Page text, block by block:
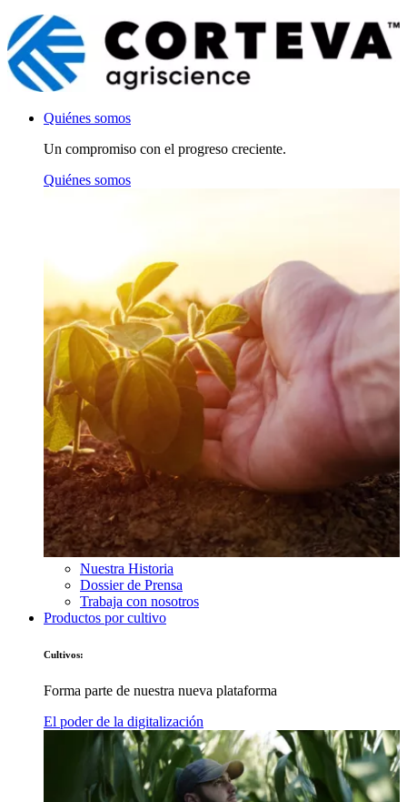
Quiénes somos
Un compromiso con el progreso creciente.
Quiénes somos
Nuestra Historia
Dossier de Prensa
Trabaja con nosotros
Productos por cultivo
Cultivos:
Forma parte de nuestra nueva plataforma
El poder de la digitalización